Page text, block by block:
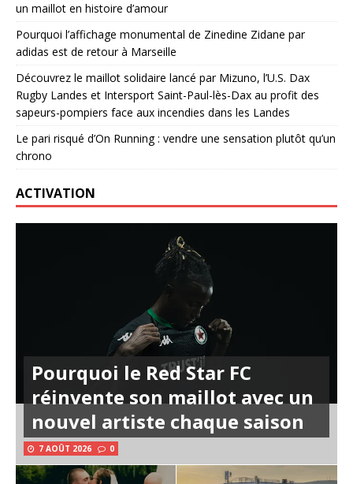
un maillot en histoire d’amour
Pourquoi l’affichage monumental de Zinedine Zidane par
adidas est de retour à Marseille
Découvrez le maillot solidaire lancé par Mizuno, l’U.S. Dax
Rugby Landes et Intersport Saint-Paul-lès-Dax au profit des
sapeurs-pompiers face aux incendies dans les Landes
Le pari risqué d’On Running : vendre une sensation plutôt qu’un
chrono
ACTIVATION
Pourquoi le Red Star FC
réinvente son maillot avec un
nouvel artiste chaque saison
7 AOÛT 2026 0